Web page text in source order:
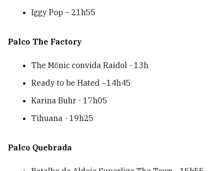
Iggy Pop – 21h55
Palco The Factory
The Mönic convida Raidol - 13h
Ready to be Hated −14h45
Karina Buhr - 17h05
Tihuana - 19h25
Palco Quebrada